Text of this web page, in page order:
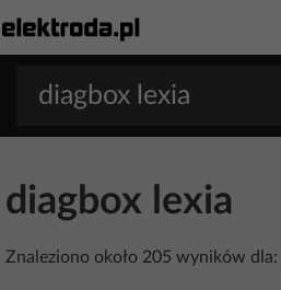
diagbox lexia
Znaleziono około 205 wyników